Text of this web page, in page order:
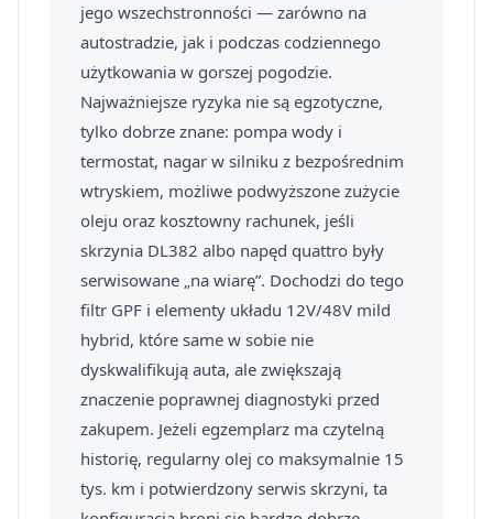
jego wszechstronności — zarówno na
autostradzie, jak i podczas codziennego
użytkowania w gorszej pogodzie.
Najważniejsze ryzyka nie są egzotyczne,
tylko dobrze znane: pompa wody i
termostat, nagar w silniku z bezpośrednim
wtryskiem, możliwe podwyższone zużycie
oleju oraz kosztowny rachunek, jeśli
skrzynia DL382 albo napęd quattro były
serwisowane „na wiarę”. Dochodzi do tego
filtr GPF i elementy układu 12V/48V mild
hybrid, które same w sobie nie
dyskwalifikują auta, ale zwiększają
znaczenie poprawnej diagnostyki przed
zakupem. Jeżeli egzemplarz ma czytelną
historię, regularny olej co maksymalnie 15
tys. km i potwierdzony serwis skrzyni, ta